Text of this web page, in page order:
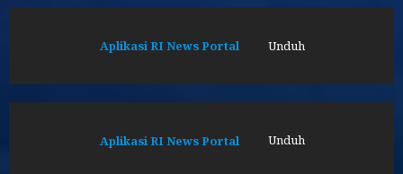
Aplikasi RI News Portal Unduh
Aplikasi RI News Portal Unduh